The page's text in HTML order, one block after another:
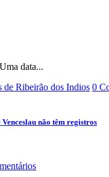
data...
de Ribeirão dos Indios 0
não têm registros